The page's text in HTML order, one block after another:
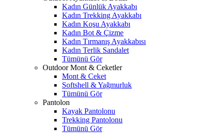
Kadın Günlük Ayakkabı
Kadın Trekking Ayakkabı
Kadın Koşu Ayakkabı
Kadın Bot & Çizme
Kadın Tırmanış Ayakkabısı
Kadın Terlik Sandalet
Tümünü Gör
Outdoor Mont & Ceketler
Mont & Ceket
Softshell & Yağmurluk
Tümünü Gör
Pantolon
Kayak Pantolonu
Trekking Pantolonu
Tümünü Gör